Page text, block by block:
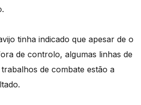
tinha indicado que apesar de o
de controlo, algumas linhas de
de combate estão a